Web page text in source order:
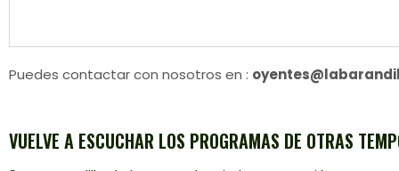
Puedes contactar con nosotros en :
VUELVE A ESCUCHAR LOS PROGRAMAS DE OTRAS